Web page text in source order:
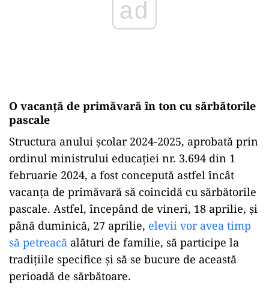
O vacanță de primăvară în ton cu sărbătorile
pascale
Structura anului școlar 2024-2025, aprobată prin
ordinul ministrului educației nr. 3.694 din 1
februarie 2024, a fost concepută astfel încât
vacanța de primăvară să coincidă cu sărbătorile
pascale. Astfel, începând de vineri, 18 aprilie, și
până duminică, 27 aprilie, elevii vor avea timp
să petreacă alături de familie, să participe la
tradițiile specifice și să se bucure de această
perioadă de sărbătoare.